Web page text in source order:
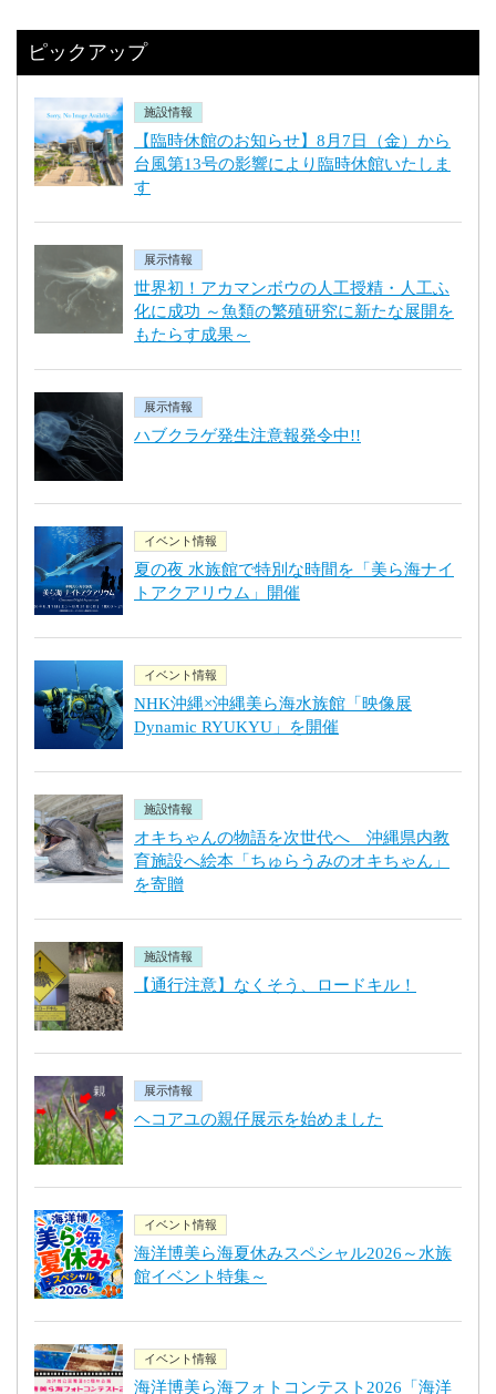
ピックアップ
施設情報
【臨時休館のお知らせ】8月7日（金）から
台風第13号の影響により臨時休館いたしま
す
展示情報
世界初！アカマンボウの人工授精・人工ふ
化に成功 ～魚類の繁殖研究に新たな展開を
もたらす成果～
展示情報
ハブクラゲ発生注意報発令中!!
イベント情報
夏の夜 水族館で特別な時間を「美ら海ナイ
トアクアリウム」開催
イベント情報
NHK沖縄×沖縄美ら海水族館「映像展
Dynamic RYUKYU」を開催
施設情報
オキちゃんの物語を次世代へ 沖縄県内教
育施設へ絵本「ちゅらうみのオキちゃん」
を寄贈
施設情報
【通行注意】なくそう、ロードキル！
展示情報
ヘコアユの親仔展示を始めました
イベント情報
海洋博美ら海夏休みスペシャル2026～水族
館イベント特集～
イベント情報
海洋博美ら海フォトコンテスト2026「海洋